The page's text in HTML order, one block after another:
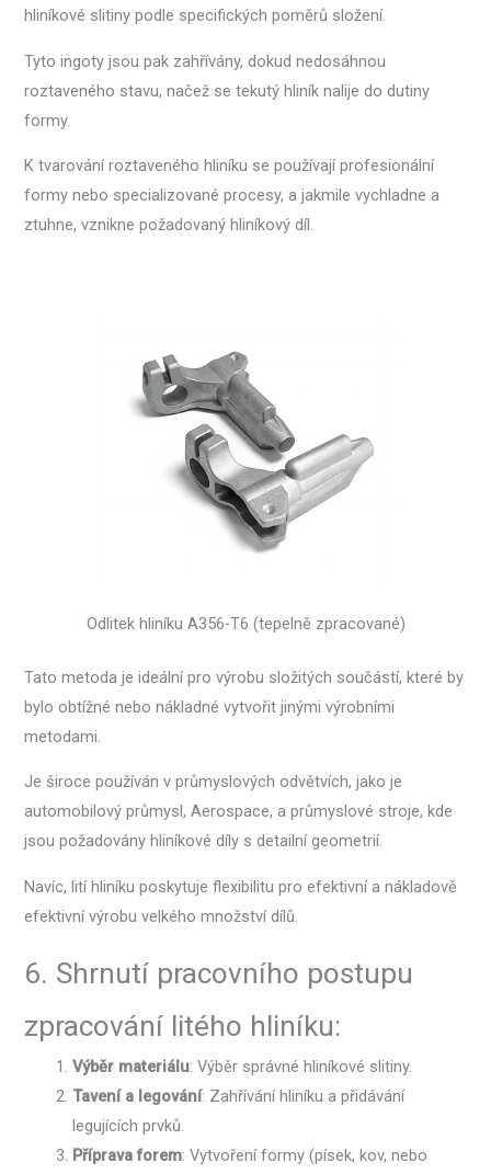
hliníkové slitiny podle specifických poměrů složení.
Tyto ingoty jsou pak zahřívány, dokud nedosáhnou
roztaveného stavu, načež se tekutý hliník nalije do dutiny
formy.
K tvarování roztaveného hliníku se používají profesionální
formy nebo specializované procesy, a jakmile vychladne a
ztuhne, vznikne požadovaný hliníkový díl.
Odlitek hliníku A356-T6 (tepelně zpracované)
Tato metoda je ideální pro výrobu složitých součástí, které by
bylo obtížné nebo nákladné vytvořit jinými výrobními
metodami.
Je široce používán v průmyslových odvětvích, jako je
automobilový průmysl, Aerospace, a průmyslové stroje, kde
jsou požadovány hliníkové díly s detailní geometrií.
Navíc, lití hliníku poskytuje flexibilitu pro efektivní a nákladově
efektivní výrobu velkého množství dílů.
6. Shrnutí pracovního postupu
zpracování litého hliníku:
Výběr materiálu: Výběr správné hliníkové slitiny.
Tavení a legování: Zahřívání hliníku a přidávání
legujících prvků.
Příprava forem: Vytvoření formy (písek, kov, nebo